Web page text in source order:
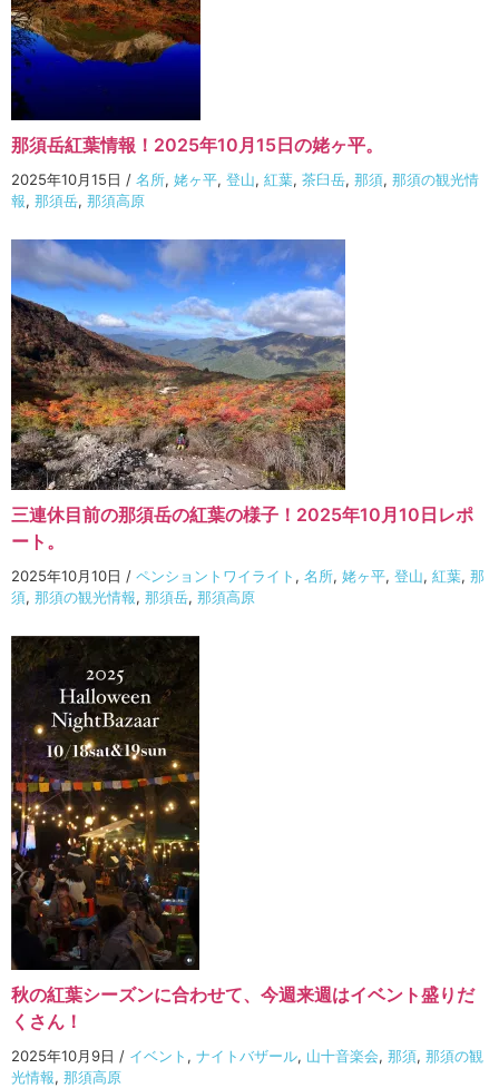
那須岳紅葉情報！2025年10月15日の姥ヶ平。
2025年10月15日 / 名所, 姥ヶ平, 登山, 紅葉, 茶臼岳, 那須, 那須の観光情
報, 那須岳, 那須高原
三連休目前の那須岳の紅葉の様子！2025年10月10日レポ
ート。
2025年10月10日 / ペンショントワイライト , 名所, 姥ヶ平, 登山, 紅葉, 那
須, 那須の観光情報, 那須岳, 那須高原
秋の紅葉シーズンに合わせて、今週来週はイベント盛りだ
くさん！
2025年10月9日 / イベント , ナイトバザール, 山十音楽会, 那須, 那須の観
光情報, 那須高原